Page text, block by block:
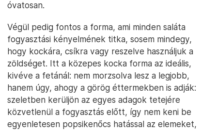
óvatosan.
Végül pedig fontos a forma, ami minden saláta
fogyasztási kényelmének titka, sosem mindegy,
hogy kockára, csíkra vagy reszelve használjuk a
zöldséget. Itt a közepes kocka forma az ideális,
kivéve a fetánál: nem morzsolva lesz a legjobb,
hanem úgy, ahogy a görög éttermekben is adják:
szeletben kerüljön az egyes adagok tetejére
közvetlenül a fogyasztás előtt, így nem keni be
egyenletesen popsikenőcs hatással az elemeket,